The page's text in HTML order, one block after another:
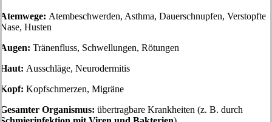
Atemwege: Atembeschwerden, Asthma, Dauerschnupfen, Verstopfte
Nase, Husten
Augen: Tränenfluss, Schwellungen, Rötungen
Haut: Ausschläge, Neurodermitis
Kopf: Kopfschmerzen, Migräne
Gesamter Organismus: übertragbare Krankheiten (z. B. durch